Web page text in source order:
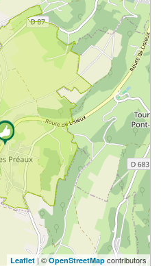
Leaflet | ©OpenStreetMap contributors